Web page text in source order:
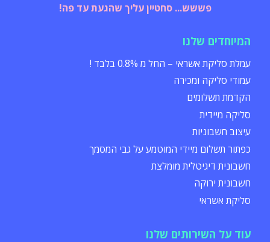
פששש... סחטיין עליך שהגעת עד פה!
המיוחדים שלנו
עמלת סליקת אשראי – החל מ 0.8% בלבד !
עמודי סליקה ומכירה
הקדמת תשלומים
סליקה מיידית
עיצוב חשבוניות
כפתור תשלום מיידי המוטמע על גבי המסמך
חשבונית דיגיטלית מומלצת
חשבונית ירוקה
סליקת אשראי
עוד על השירותים שלנו